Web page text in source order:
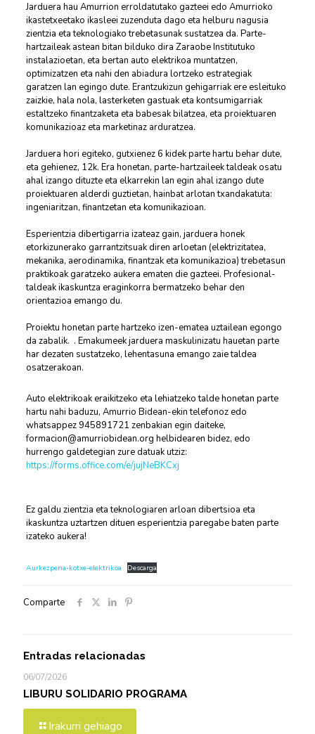
Jarduera hau Amurrion erroldatutako gazteei edo Amurrioko
ikastetxeetako ikasleei zuzenduta dago eta helburu nagusia
zientzia eta teknologiako trebetasunak sustatzea da. Parte-
hartzaileak astean bitan bilduko dira Zaraobe Institutuko
instalazioetan, eta bertan auto elektrikoa muntatzen,
optimizatzen eta nahi den abiadura lortzeko estrategiak
garatzen lan egingo dute. Erantzukizun gehigarriak ere esleituko
zaizkie, hala nola, lasterketen gastuak eta kontsumigarriak
estaltzeko finantzaketa eta babesak bilatzea, eta proiektuaren
komunikazioaz eta marketinaz arduratzea.
Jarduera hori egiteko, gutxienez 6 kidek parte hartu behar dute,
eta gehienez, 12k. Era honetan, parte-hartzaileek taldeak osatu
ahal izango dituzte eta elkarrekin lan egin ahal izango dute
proiektuaren alderdi guztietan, hainbat arlotan txandakatuta:
ingeniaritzan, finantzetan eta komunikazioan.
Esperientzia dibertigarria izateaz gain, jarduera honek
etorkizunerako garrantzitsuak diren arloetan (elektrizitatea,
mekanika, aerodinamika, finantzak eta komunikazioa) trebetasun
praktikoak garatzeko aukera ematen die gazteei. Profesional-
taldeak ikaskuntza eraginkorra bermatzeko behar den
orientazioa emango du.
Proiektu honetan parte hartzeko izen-ematea uztailean egongo
da zabalik. . Emakumeek jarduera maskulinizatu hauetan parte
har dezaten sustatzeko, lehentasuna emango zaie taldea
osatzerakoan.
Auto elektrikoak eraikitzeko eta lehiatzeko talde honetan parte
hartu nahi baduzu, Amurrio Bidean-ekin telefonoz edo
whatsappez 945891721 zenbakian egin daiteke,
formacion@amurriobidean.org helbidearen bidez, edo
hurrengo galdetegian zure datuak utziz:
https://forms.office.com/e/jujNeBKCxj
Ez galdu zientzia eta teknologiaren arloan dibertsioa eta
ikaskuntza uztartzen dituen esperientzia paregabe baten parte
izateko aukera!
Aurkezpena-kotxe-elektrikoa Descarga
Comparte
Entradas relacionadas
06/07/2026
LIBURU SOLIDARIO PROGRAMA
Irakurri gehiago